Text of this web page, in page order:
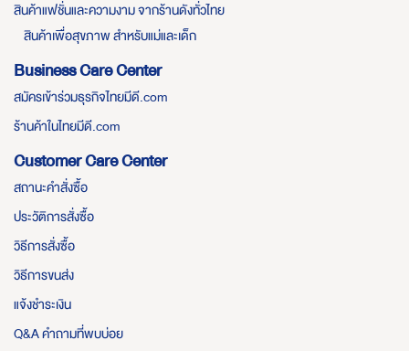
สินค้าแฟชั่นและความงาม จากร้านดังทั่วไทย
สินค้าเพื่อสุขภาพ สำหรับแม่และเด็ก
Business Care Center
สมัครเข้าร่วมธุรกิจไทยมีดี.com
ร้านค้าในไทยมีดี.com
Customer Care Center
สถานะคำสั่งซื้อ
ประวัติการสั่งซื้อ
วิธีการสั่งซื้อ
วิธีการขนส่ง
แจ้งชำระเงิน
Q&A คำถามที่พบบ่อย